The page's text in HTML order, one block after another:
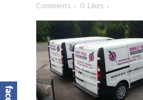
Comments
0 Likes